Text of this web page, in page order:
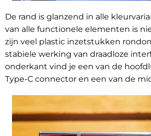
De rand is glanzend in alle
van alle functionele elementen is
zijn veel plastic inzetstukken
stabiele werking van draadloze
onderkant vind je een van de
Type-C connector en een van de